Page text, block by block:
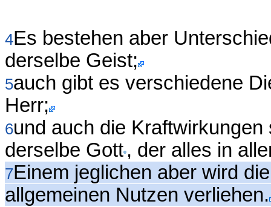
4Es bestehen aber
derselbe Geist;
5auch gibt es verschiedene
Herr;
6und auch die
derselbe Gott , der alles in
7Einem jeglichen aber wird
allgemeinen Nutzen verliehen.